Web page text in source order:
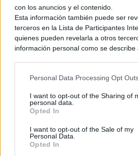
con los anuncios y el contenido.
Esta información también puede ser
terceros en la Lista de Participantes
quienes pueden revelarla a otros
información personal como se
generamos contenido relevante para
recopilación y uso de datos en nuestra
Privacidad.
terceros por nuestra parte, utilice la
exclusión y confirme su selección.
después de que se procese su solicitud
Personal Data Processing Opt
I want to opt-out of the Sharing of
personal data.
Opted In
I want to opt-out of the Sale of my
Personal Data.
Opted In
iconos de monstruo, divididos por la X
este videojuego. Bastante elegante,
confirmándose para Occidente, podría
también llegara a nuestras manos. Por
Ver también
15 julio, 2026 18:41